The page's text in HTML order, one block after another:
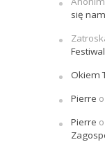
się
Okiem
Pierre o
Pierre o